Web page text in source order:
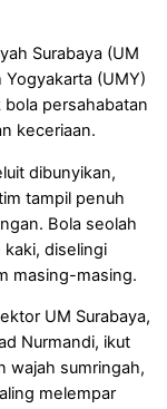
Surabaya (UM
(UMY)
persahabatan
keceriaan.
dibunyikan,
tampil penuh
Bola seolah
diselingi
masing-masing.
UM Surabaya,
Nurmandi, ikut
wajah sumringah,
melempar